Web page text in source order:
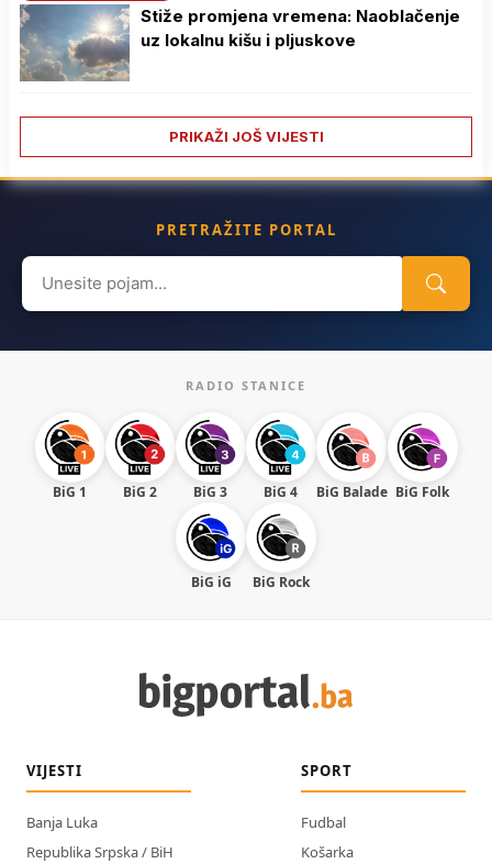
Stiže promjena vremena: Naoblačenje
uz lokalnu kišu i pljuskove
PRIKAŽI JOŠ VIJESTI
PRETRAŽITE PORTAL
Search
for:
RADIO STANICE
BiG 1 BiG 2 BiG 3 BiG 4 BiG Balade BiG Folk
BiG iG BiG Rock
VIJESTI
Banja Luka
Republika Srpska / BiH
SPORT
Fudbal
Košarka